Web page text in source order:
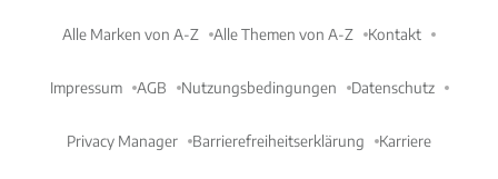
Alle Marken von A-Z Alle Themen von A-Z Kontakt
Impressum AGB Nutzungsbedingungen Datenschutz
Privacy Manager Barrierefreiheitserklärung Karriere